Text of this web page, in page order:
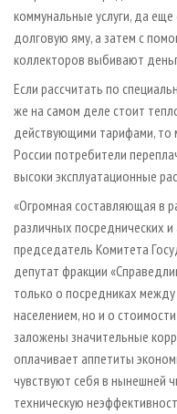
коммунальные услуги, да еще
долговую яму, а затем с
коллекторов выбивают
Если рассчитать по
же на самом деле стоит
действующими тарифами, то
России потребители
высоки эксплуатационные
«Огромная составляющая в
различных посреднических
председатель Комитета
депутат фракции
только о посредниках
населением, но и о
заложены значительные
оплачивает аппетиты
чувствуют себя в нынешней
техническую